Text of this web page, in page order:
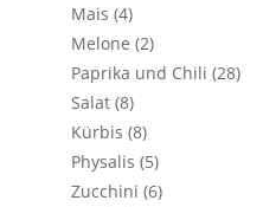
Mais (4)
Melone (2)
Paprika und Chili (28)
Salat (8)
Kürbis (8)
Physalis (5)
Zucchini (6)